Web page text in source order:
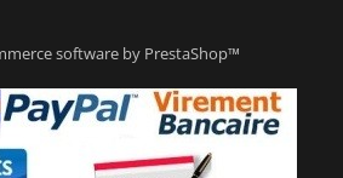
software by PrestaShop™